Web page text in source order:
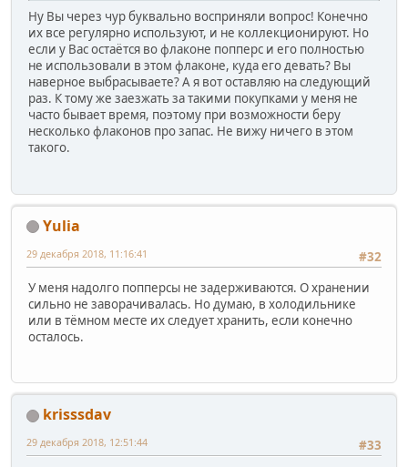
Ну Вы через чур буквально восприняли вопрос! Конечно
их все регулярно используют, и не коллекционируют. Но
если у Вас остаётся во флаконе попперс и его полностью
не использовали в этом флаконе, куда его девать? Вы
наверное выбрасываете? А я вот оставляю на следующий
раз. К тому же заезжать за такими покупками у меня не
часто бывает время, поэтому при возможности беру
несколько флаконов про запас. Не вижу ничего в этом
такого.
Yulia
#32
29 декабря 2018, 11:16:41
У меня надолго попперсы не задерживаются. О хранении
сильно не заворачивалась. Но думаю, в холодильнике
или в тёмном месте их следует хранить, если конечно
осталось.
krisssdav
#33
29 декабря 2018, 12:51:44